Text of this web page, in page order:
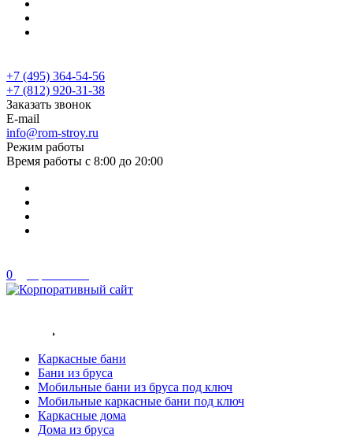
+7 (495) 364-54-56
+7 (812) 920-31-38
Заказать звонок
E-mail
info@rom-stroy.ru
Режим работы
Время работы с 8:00 до 20:00
0
Каркасные бани
Бани из бруса
Мобильные бани из бруса под ключ
Мобильные каркасные бани под ключ
Каркасные дома
Дома из бруса